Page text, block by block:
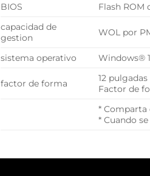
BIOS
Flash ROM
capacidad de
gestion
WOL por
sistema operativo Windows®
factor de forma
12
Factor de
* Comparta
* Cuando